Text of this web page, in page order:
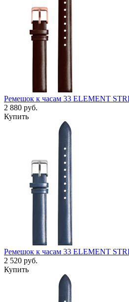
Ремешок к часам 33 ELEMENT
2 880 руб.
Купить
Ремешок к часам 33 ELEMENT
2 520 руб.
Купить